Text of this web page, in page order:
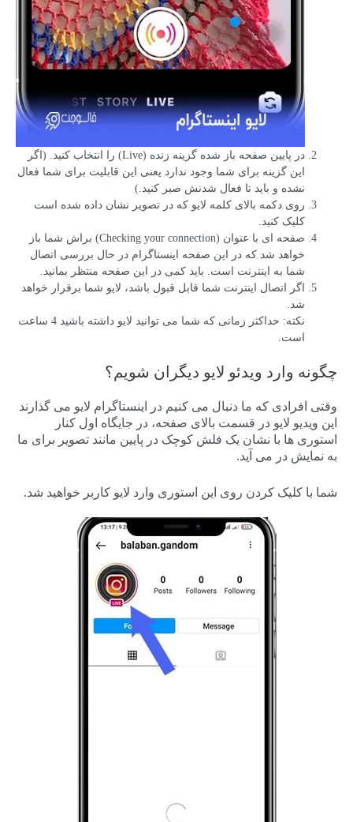
در پایین صفحه باز شده گزینه زنده (Live) را انتخاب کنید. (اگر
این گزینه برای شما وجود ندارد یعنی این قابلیت برای شما فعال
نشده و باید تا فعال شدنش صبر کنید.)
روی دکمه بالای کلمه لایو که در تصویر نشان داده شده است
کلیک کنید.
صفحه ای با عنوان (Checking your connection) براش شما باز
خواهد شد که در این صفحه اینستاگرام در حال بررسی اتصال
شما به اینترنت است. باید کمی در این صفحه منتظر بمانید.
اگر اتصال اینترنت شما قابل قبول باشد، لایو شما برقرار خواهد
شد.
نکته: حداکثر زمانی که شما می توانید لایو داشته باشید 4 ساعت
است.
چگونه وارد ویدئو لایو دیگران شویم؟
وقتی افرادی که ما دنبال می کنیم در اینستاگرام لایو می گذارند
این ویدیو لایو در قسمت بالای صفحه، در جایگاه اول کنار
استوری ها با نشان یک فلش کوچک در پایین مانند تصویر برای ما
به نمایش در می آید.
شما با کلیک کردن روی این استوری وارد لایو کاربر خواهید شد.